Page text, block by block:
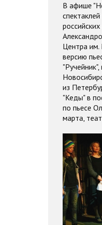
В афише
Центра
версию
из
"Кеды" в
по пьесе
марта,